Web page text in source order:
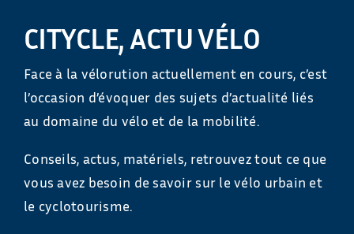
CITYCLE, ACTU VÉLO
Face à la vélorution actuellement en cours, c’est
l’occasion d’évoquer des sujets d’actualité liés
au domaine du vélo et de la mobilité.
Conseils, actus, matériels, retrouvez tout ce que
vous avez besoin de savoir sur le vélo urbain et
le cyclotourisme.